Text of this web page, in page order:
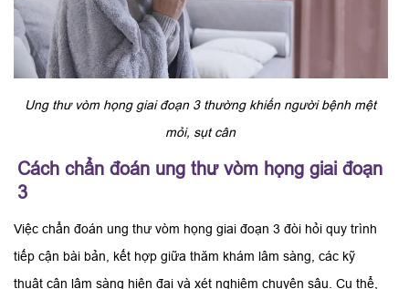
Ung thư vòm họng giai đoạn 3 thường khiến người bệnh mệt
mỏi, sụt cân
Cách chẩn đoán ung thư vòm họng giai đoạn
3
Việc chẩn đoán ung thư vòm họng giai đoạn 3 đòi hỏi quy trình
tiếp cận bài bản, kết hợp giữa thăm khám lâm sàng, các kỹ
thuật cận lâm sàng hiện đại và xét nghiệm chuyên sâu. Cụ thể,